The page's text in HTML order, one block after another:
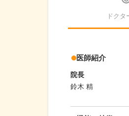
ドクタ
医師紹介
院長
鈴木 精